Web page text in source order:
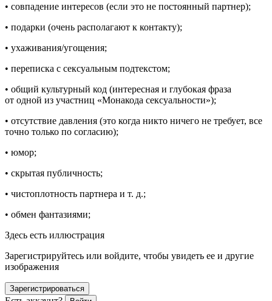
• совпадение интересов (если это не постоянный партнер);
• подарки (очень располагают к контакту);
• ухаживания/угощения;
• переписка с сексуальным подтекстом;
• общий культурный код (интересная и глубокая фраза
от одной из участниц «Монакода сексуальности»);
• отсутствие давления (это когда никто ничего не требует, все
точно только по согласию);
• юмор;
• скрытая публичность;
• чистоплотность партнера и т. д.;
• обмен фантазиями;
Здесь есть иллюстрация
Зарегистрируйтесь или войдите, чтобы увидеть ее и другие
изображения
Зарегистрироваться